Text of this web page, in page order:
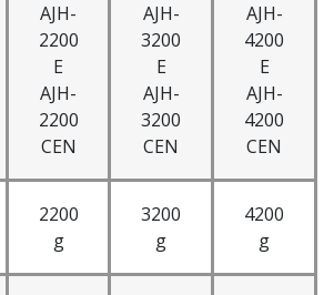
AJH-
2200
E
AJH-
2200
CEN
AJH-
3200
E
AJH-
3200
CEN
AJH-
4200
E
AJH-
4200
CEN
2200
g
3200
g
4200
g